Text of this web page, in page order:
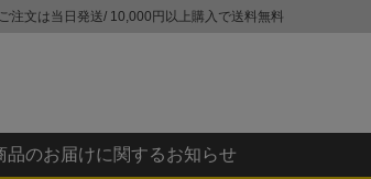
注文は当日発送/ 10,000円以上購入で送料無料
品のお届けに関するお知らせ